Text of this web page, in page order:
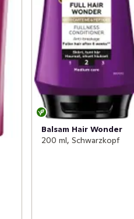
Balsam Hair Wonder
200 ml, Schwarzkopf